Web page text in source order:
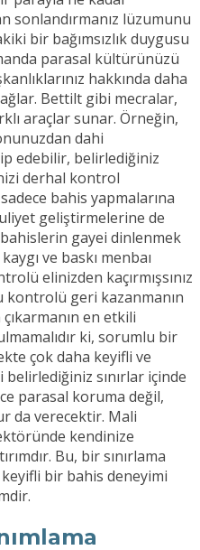
sonlandırmanız lüzumunu
bir bağımsızlık duygusu
parasal kültürünüzü
hakkında daha
Bettilt gibi mecralar,
araçlar sunar. Örneğin,
dahi
edebilir, belirlediğiniz
derhal kontrol
bahis yapmalarına
geliştirmelerine de
gayei dinlenmek
ve baskı menbaı
elinizden kaçırmışsınız
kontrolü geri kazanmanın
en etkili
ki, sorumlu bir
çok daha keyifli ve
sınırlar içinde
parasal koruma değil,
da verecektir. Mali
kendinize
Bu, bir sınırlama
bir bahis deneyimi